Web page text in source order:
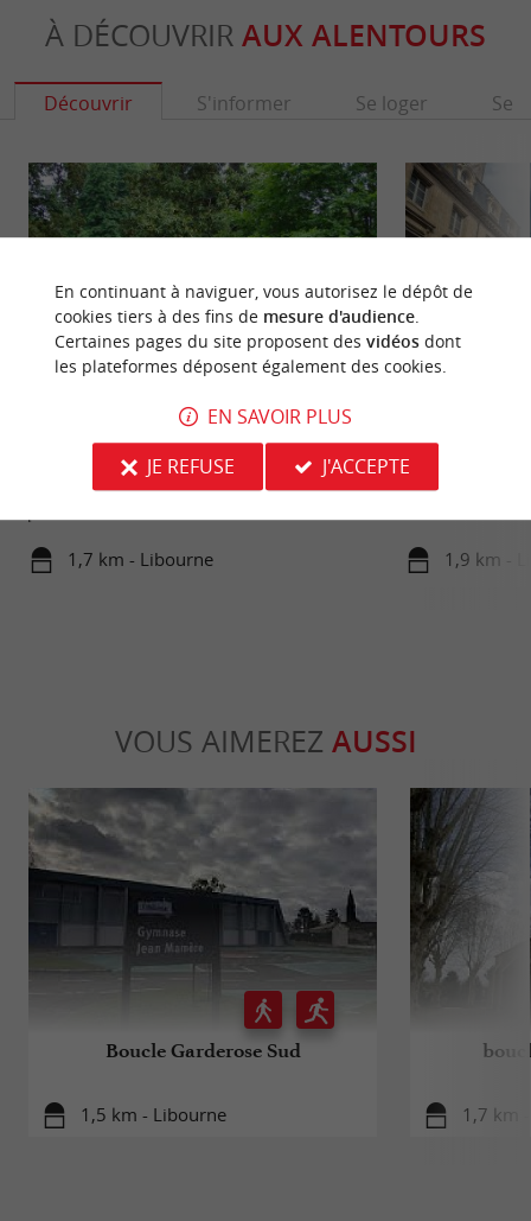
À DÉCOUVRIR AUX ALENTOURS
Découvrir S'informer Se loger Se
Le Parc de l’Épinette est un parc urbain en plein
cœur de Libourne. Il est très arboré, sillonné de
1,7 km - Libourne
Libourne est une
doit sa prospérité
1,9 km -
VOUS AIMEREZ AUSSI
Boucle Garderose Sud
1,5 km - Libourne 1,7 km
En continuant à naviguer, vous autorisez le dépôt de
cookies tiers à des fins de mesure d'audience.
Certaines pages du site proposent des vidéosdont
les plateformes déposent également des cookies.
EN SAVOIR PLUS
JE REFUSE
J'ACCEPTE